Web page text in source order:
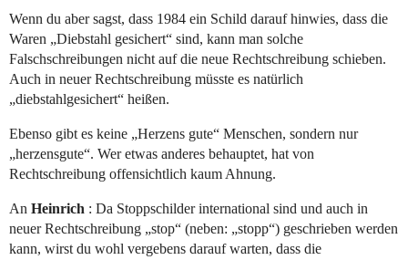
Wenn du aber sagst, dass 1984 ein Schild darauf hinwies, dass die
Waren „Diebstahl gesichert“ sind, kann man solche
Falschschreibungen nicht auf die neue Rechtschreibung schieben.
Auch in neuer Rechtschreibung müsste es natürlich
„diebstahlgesichert“ heißen.
Ebenso gibt es keine „Herzens gute“ Menschen, sondern nur
„herzensgute“. Wer etwas anderes behauptet, hat von
Rechtschreibung offensichtlich kaum Ahnung.
An Heinrich : Da Stoppschilder international sind und auch in
neuer Rechtschreibung „stop“ (neben: „stopp“) geschrieben werden
kann, wirst du wohl vergebens darauf warten, dass die